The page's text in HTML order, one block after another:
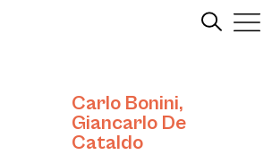
Carlo Bonini,
Giancarlo De
Cataldo